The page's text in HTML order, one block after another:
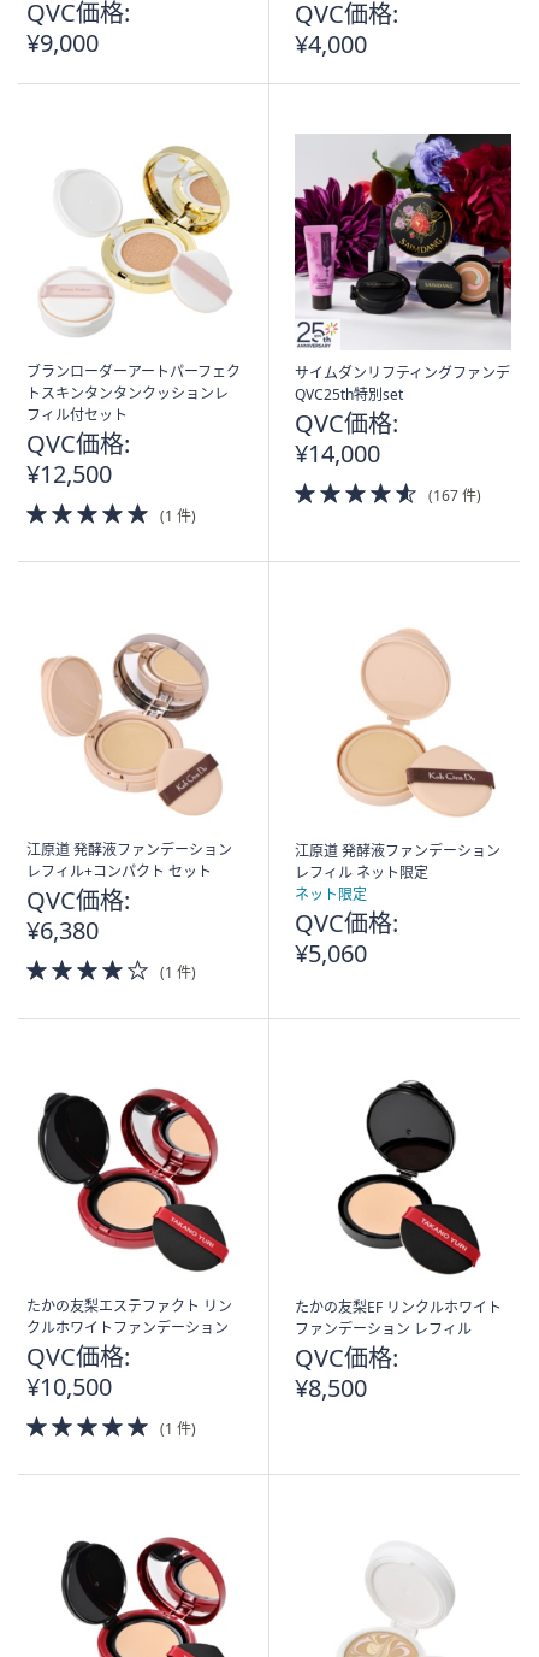
QVC価格:
¥9,000
QVC価格:
¥4,000
ブランローダーアートパーフェク
トスキンタンタンクッションレ
フィル付セット
QVC価格:
¥12,500
5.0
of
(1 件)
サイムダンリフティングファンデ
QVC25th特別set
QVC価格:
¥14,000
4.5
of
(167 件)
江原道 発酵液ファンデーション
レフィル+コンパクト セット
QVC価格:
¥6,380
4.0
of
(1 件)
江原道 発酵液ファンデーション
レフィル ネット限定
ネット限定
QVC価格:
¥5,060
たかの友梨エステファクト リン
クルホワイトファンデーション
QVC価格:
¥10,500
5.0
of
(1 件)
たかの友梨EF リンクルホワイト
ファンデーション レフィル
QVC価格:
¥8,500